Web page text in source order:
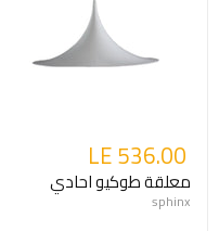
LE 536.00
معلقة طوكيو احادي
sphinx